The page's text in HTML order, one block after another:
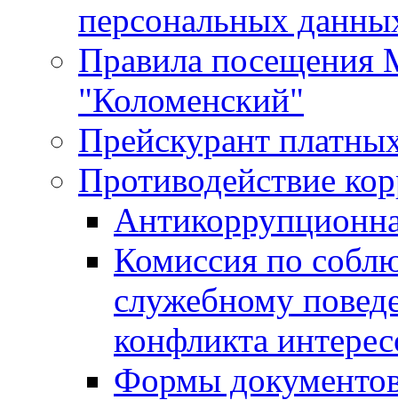
персональных
Правила
"Коломенский"
Прейскурант
Противодействие
Комиссия по
служебному
конфликта
Формы